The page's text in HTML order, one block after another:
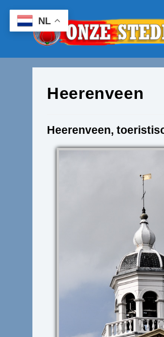
inhoud
Heerenveen
Heerenveen,
NL